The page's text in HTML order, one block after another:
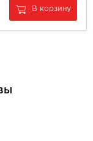
В корзину